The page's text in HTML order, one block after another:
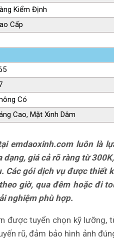
Kiểm Định
Cấp
Có
Cao, Mặt Xinh Dâm
emdaoxinh.com luôn là
giá cả rõ ràng từ
Các gói dịch vụ được thiết
giờ, qua đêm hoặc đi
nghiệm phù hợp.
được tuyển chọn kỹ lưỡng,
rũ, đảm bảo hình ảnh